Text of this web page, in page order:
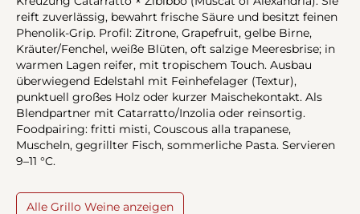
reift zuverlässig, bewahrt frische Säure und besitzt feinen
Phenolik-Grip. Profil: Zitrone, Grapefruit, gelbe Birne,
Kräuter/Fenchel, weiße Blüten, oft salzige Meeresbrise; in
warmen Lagen reifer, mit tropischem Touch. Ausbau
überwiegend Edelstahl mit Feinhefelager (Textur),
punktuell großes Holz oder kurzer Maischekontakt. Als
Blendpartner mit Catarratto/Inzolia oder reinsortig.
Foodpairing: fritti misti, Couscous alla trapanese,
Muscheln, gegrillter Fisch, sommerliche Pasta. Servieren
9–11 °C.
Alle Grillo Weine anzeigen